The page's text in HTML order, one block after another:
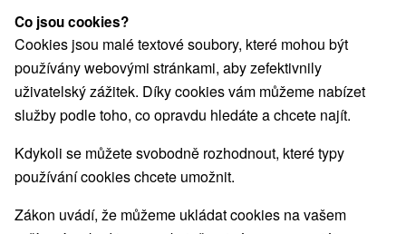
Co jsou cookies?
Cookies jsou malé textové soubory, které mohou být
používány webovými stránkami, aby zefektivnily
uživatelský zážitek. Díky cookies vám můžeme nabízet
služby podle toho, co opravdu hledáte a chcete najít.
Kdykoli se můžete svobodně rozhodnout, které typy
používání cookies chcete umožnit.
Zákon uvádí, že můžeme ukládat cookies na vašem